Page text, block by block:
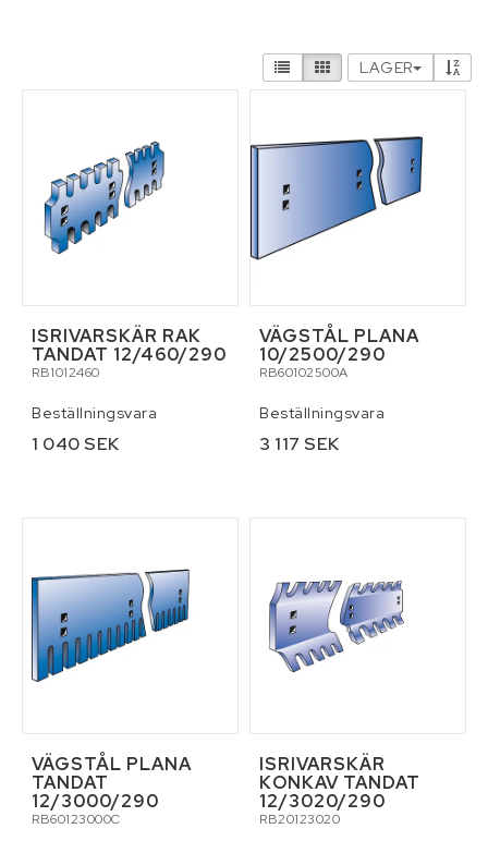
Infästning, bult, beslag, skruv, sprint och
Kemikalier
Kläder
Maskin och traktortillbehör
Maskin- och skördereservdelar
Skottkärror, vagnar och palltruckar
Skydd och säkerhet
Släpvagnar och tillbehör
Smörjmedel
LAGER
ISRIVARSKÄR RAK
TANDAT 12/460/290
RB1012460
Beställningsvara
1 040 SEK
VÄGSTÅL PLANA
10/2500/290
RB60102500A
Beställningsvara
3 117 SEK
VÄGSTÅL PLANA
TANDAT
12/3000/290
RB60123000C
ISRIVARSKÄR
KONKAV TANDAT
12/3020/290
RB20123020